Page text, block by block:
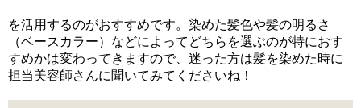
を活用するのがおすすめです。染めた髪色や髪の明るさ
（ベースカラー）などによってどちらを選ぶのが特におす
すめかは変わってきますので、迷った方は髪を染めた時に
担当美容師さんに聞いてみてくださいね！